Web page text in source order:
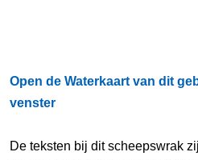
Open de Waterkaart van dit
venster
De teksten bij dit scheepswrak